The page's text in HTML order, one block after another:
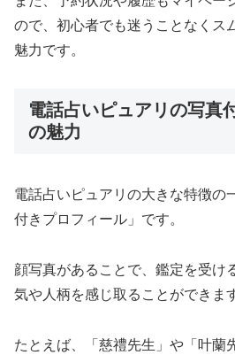
ので、初心者でも迷うことなくス
魅力です。
電話占いピュアリの写真
の魅力
電話占いピュアリの大きな特徴の
付きプロフィール」です。
顔写真があることで、鑑定を受け
気や人柄を感じ取ることができま
たとえば、「慈禮先生」や「叶蘭